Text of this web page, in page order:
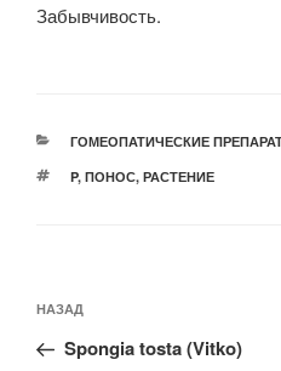
Забывчивость.
РУБРИКИ
ГОМЕОПАТИЧЕСКИЕ
МЕТКИ
P, ПОНОС, РАСТЕНИЕ
по
записям
Предыдущая
запись:
НАЗАД
Spongia tosta (Vitko)